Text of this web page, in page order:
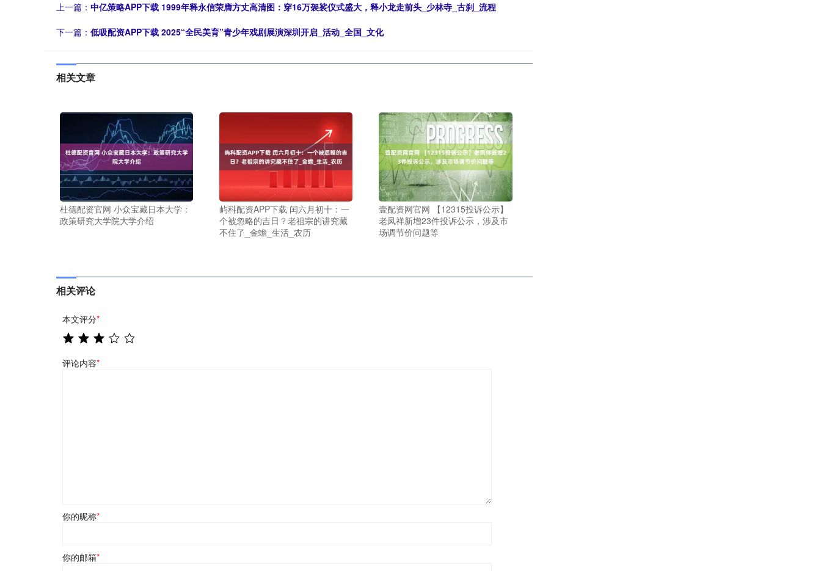
上一篇： 中亿策略APP下载 1999年释永信荣膺方丈高清图：穿16万袈裟仪式盛大，释小龙走前头_少林寺_古刹_流程
下一篇： 低吸配资APP下载 2025“全民美育”青少年戏剧展演深圳开启_活动_全国_文化
相关文章
杜德配资官网 小众宝藏日本大学：
政策研究大学院大学介绍
屿科配资APP下载 闰六月初十：一
个被忽略的吉日？老祖宗的讲究藏
不住了_金蟾_生活_农历
壹配资网官网 【12315投诉公示】
老凤祥新增23件投诉公示，涉及市
场调节价问题等
相关评论
本文评分*
评论内容*
你的昵称*
你的邮箱*